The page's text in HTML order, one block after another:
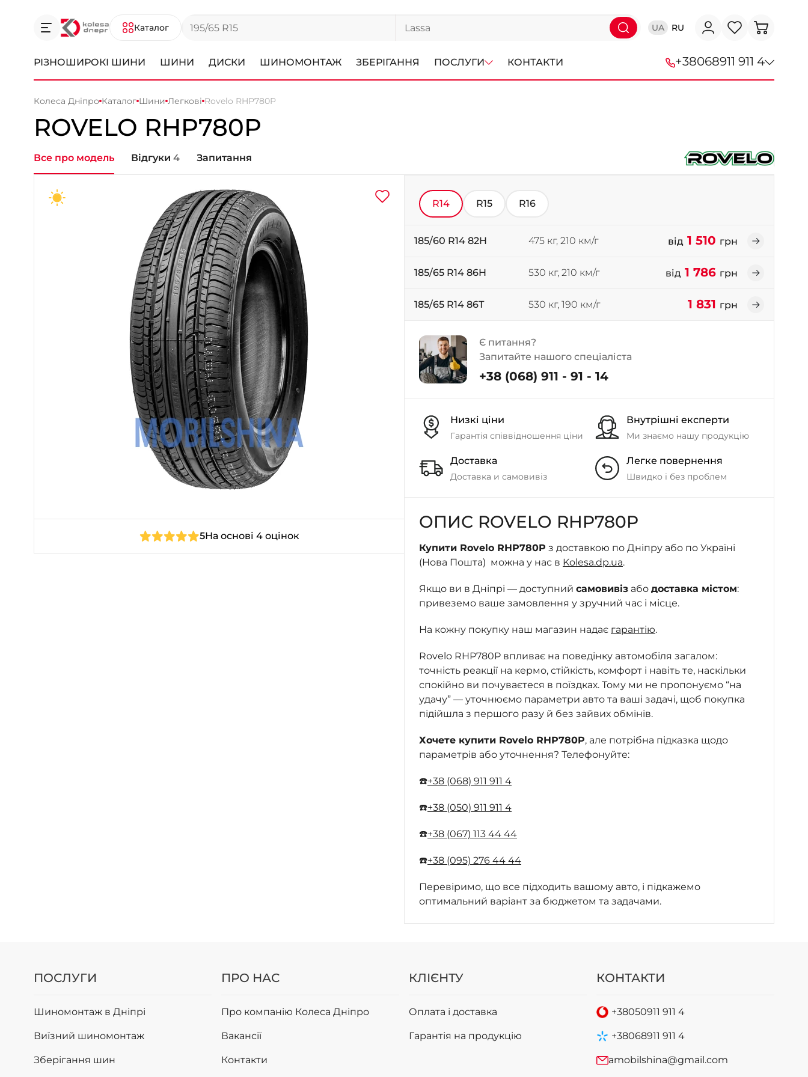
Каталог UA RU
РІЗНОШИРОКІ ШИНИ ШИНИ ДИСКИ ШИНОМОНТАЖ ЗБЕРІГАННЯ ПОСЛУГИ КОНТАКТИ +38068911 911 4
+38 (095) 276-44-44
+38 (098) 911-911-0
- на Тополі
- на Калиновій
- Донецьке шосе
Колеса Дніпро Каталог Шини Легкові Rovelo RHP780P
ROVELO RHP780P
Все про модель Відгуки 4 Запитання
5На основі 4 оцінок
R14 R15 R16
185/60 R14 82H 475 кг, 210 км/г від1 510 грн
185/65 R14 86H 530 кг, 210 км/г від1 786 грн
185/65 R14 86T 530 кг, 190 км/г 1 831 грн
Є питання?
Запитайте нашого спеціаліста
+38 (068) 911 - 91 - 14
Низкі ціни
Гарантія співвідношення ціни
Внутрішні експерти
Ми знаємо нашу продукцію
Доставка
Доставка и самовивіз
Легке повернення
Швидко і без проблем
ОПИС ROVELO RHP780P
Купити Rovelo RHP780P з доставкою по Дніпру або по Україні
(Нова Пошта) можна у нас в Kolesa.dp.ua.
Якщо ви в Дніпрі — доступний самовивіз або доставка містом:
привеземо ваше замовлення у зручний час і місце.
На кожну покупку наш магазин надає гарантію.
Rovelo RHP780P впливає на поведінку автомобіля загалом:
точність реакції на кермо, стійкість, комфорт і навіть те, наскільки
спокійно ви почуваєтеся в поїздках. Тому ми не пропонуємо “на
удачу” — уточнюємо параметри авто та ваші задачі, щоб покупка
підійшла з першого разу й без зайвих обмінів.
Хочете купити Rovelo RHP780P, але потрібна підказка щодо
параметрів або уточнення? Телефонуйте:
☎️+38 (068) 911 911 4
☎️+38 (050) 911 911 4
☎️+38 (067) 113 44 44
☎️+38 (095) 276 44 44
Перевіримо, що все підходить вашому авто, і підкажемо
оптимальний варіант за бюджетом та задачами.
ПОСЛУГИ
Шиномонтаж в Дніпрі
Виїзний шиномонтаж
Зберігання шин
ПРО НАС
Про компанію Колеса Дніпро
Вакансії
Контакти
КЛІЄНТУ
Оплата і доставка
Гарантія на продукцію
КОНТАКТИ
+38050911 911 4
+38068911 911 4
amobilshina@gmail.com